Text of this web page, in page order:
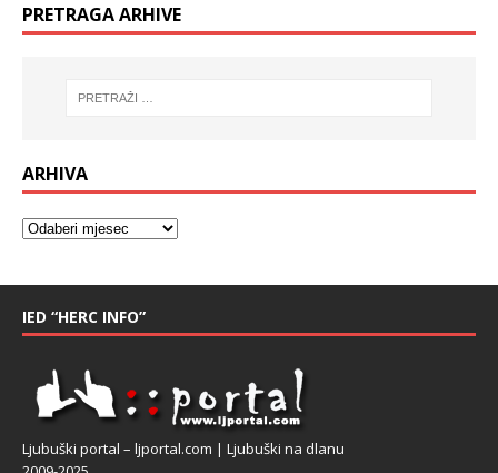
PRETRAGA ARHIVE
ARHIVA
IED “HERC INFO”
Ljubuški portal – ljportal.com | Ljubuški na dlanu